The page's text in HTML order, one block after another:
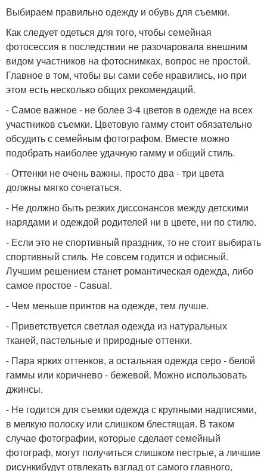
Выбираем правильно одежду и обувь для съемки.
Как следует одеться для того, чтобы семейная
фотосессия в последствии не разочаровала внешним
видом участников на фотоснимках, вопрос не простой.
Главное в том, чтобы вы сами себе нравились, но при
этом есть несколько общих рекомендаций.
- Самое важное - не более 3-4 цветов в одежде на всех
участников съемки. Цветовую гамму стоит обязательно
обсудить с семейным фотографом. Вместе можно
подобрать наиболее удачную гамму и общий стиль.
- Оттенки не очень важны, просто два - три цвета
должны мягко сочетаться.
- Не должно быть резких диссонансов между детскими
нарядами и одеждой родителей ни в цвете, ни по стилю.
- Если это не спортивный праздник, то не стоит выбирать
спортивный стиль. Не совсем годится и офисный.
Лучшим решением станет романтическая одежда, либо
самое простое - Casual.
- Чем меньше принтов на одежде, тем лучше.
- Приветствуется светлая одежда из натуральных
тканей, пастельные и природные оттенки.
- Пара ярких оттенков, а остальная одежда серо - белой
гаммы или коричнево - бежевой. Можно использовать
джинсы.
- Не годится для съемки одежда с крупными надписями,
в мелкую полоску или слишком блестящая. В таком
случае фотографии, которые сделает семейный
фотограф, могут получиться слишком пестрые, а личшие
рисункибудут отвлекать взглад от самого главного,